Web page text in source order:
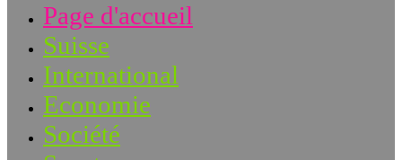
Page d'accueil
Suisse
International
Economie
Société